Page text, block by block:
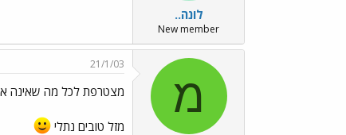
לונה..
New member
מ
21/1/03
מצטרפת לכל מה שאינה
מזל טובים נתלי